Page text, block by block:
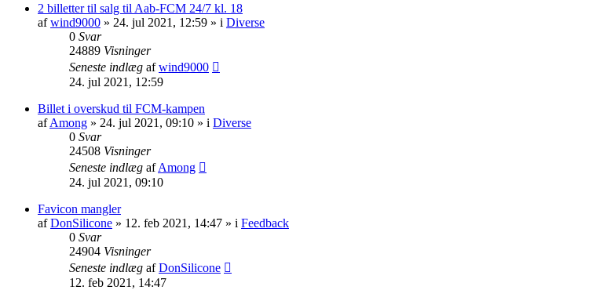
2 billetter til salg til Aab-FCM 24/7 kl. 18
afwind9000 » 24. jul 2021, 12:59 » i Diverse
0 Svar
24889 Visninger
Seneste indlæg afwind9000
24. jul 2021, 12:59
Billet i overskud til FCM-kampen
afAmong » 24. jul 2021, 09:10 » i Diverse
0 Svar
24508 Visninger
Seneste indlæg afAmong
24. jul 2021, 09:10
Favicon mangler
afDonSilicone » 12. feb 2021, 14:47 » i Feedback
0 Svar
24904 Visninger
Seneste indlæg afDonSilicone
12. feb 2021, 14:47